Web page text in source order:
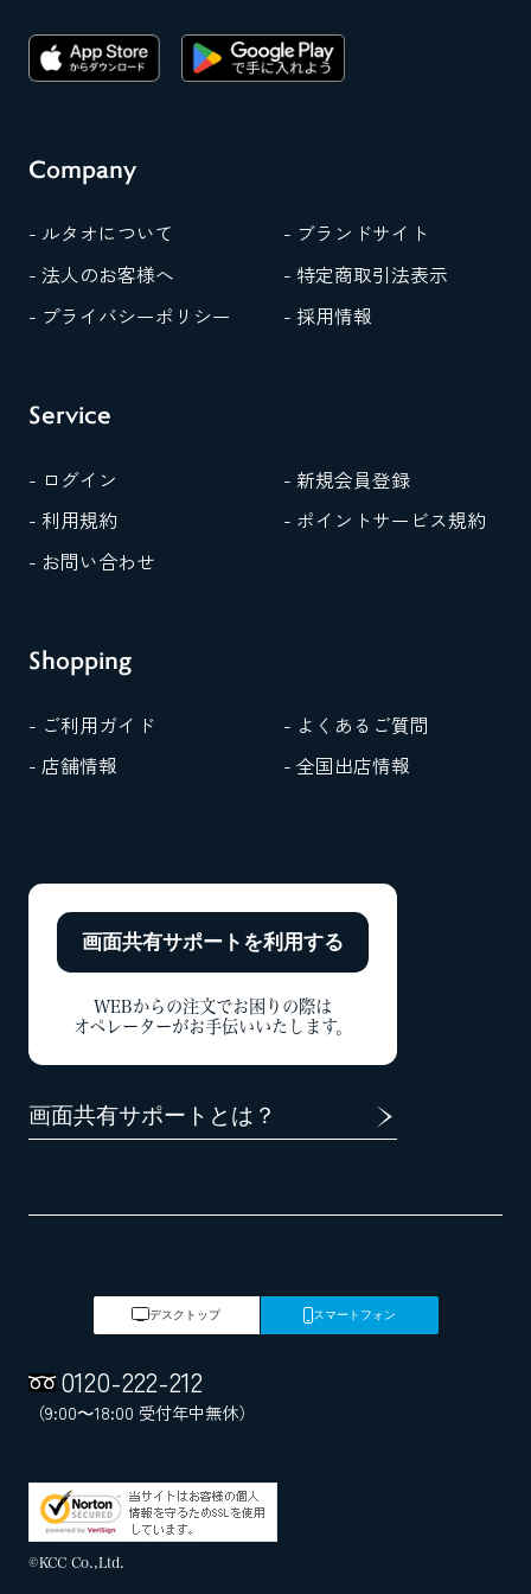
Company
- ルタオについて
- ブランドサイト
- 法人のお客様へ
- 特定商取引法表示
- プライバシーポリシー
- 採用情報
Service
- ログイン
- 新規会員登録
- 利用規約
- ポイントサービス規約
- お問い合わせ
Shopping
- ご利用ガイド
- よくあるご質問
- 店舗情報
- 全国出店情報
画面共有サポートを利用する
WEBからの注文でお困りの際は
オペレーターがお手伝いいたします。
画面共有サポートとは？
デスクトップ スマートフォン
0120-222-212
（9:00～18:00 受付年中無休）
©KCC Co.,Ltd.